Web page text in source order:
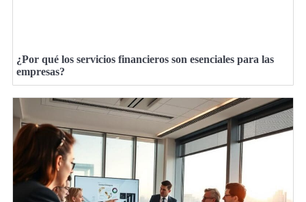
¿Por qué los servicios financieros son esenciales para las
empresas?